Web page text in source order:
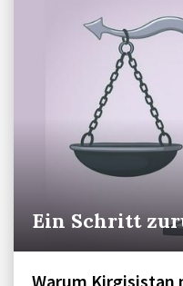
Ein Schritt
Warum Kirgisistan